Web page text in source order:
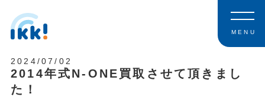
MENU
2024/07/02
2014年式N-ONE買取させて頂きまし
た！